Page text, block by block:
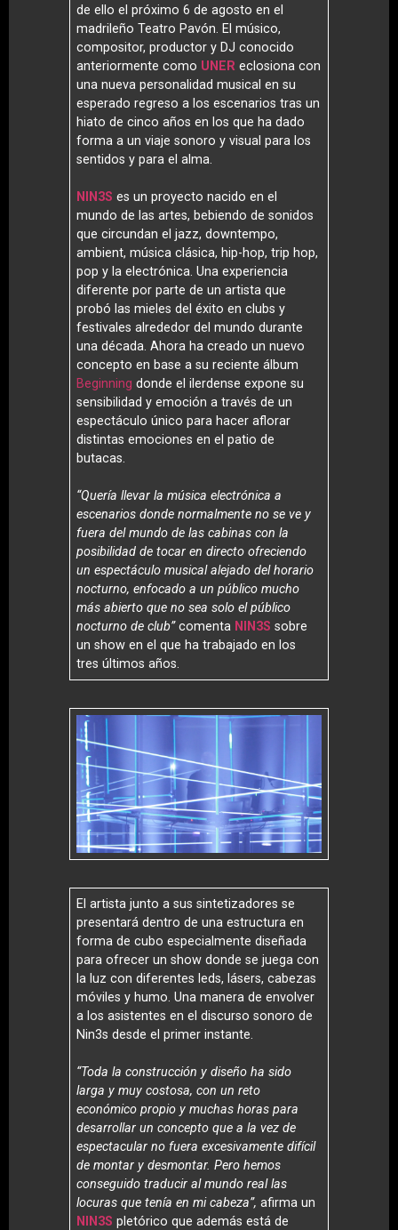
de ello el próximo 6 de agosto en el
madrileño Teatro Pavón. El músico,
compositor, productor y DJ conocido
anteriormente como UNER eclosiona con
una nueva personalidad musical en su
esperado regreso a los escenarios tras un
hiato de cinco años en los que ha dado
forma a un viaje sonoro y visual para los
sentidos y para el alma.
NIN3S es un proyecto nacido en el
mundo de las artes, bebiendo de sonidos
que circundan el jazz, downtempo,
ambient, música clásica, hip-hop, trip hop,
pop y la electrónica. Una experiencia
diferente por parte de un artista que
probó las mieles del éxito en clubs y
festivales alrededor del mundo durante
una década. Ahora ha creado un nuevo
concepto en base a su reciente álbum
Beginning donde el ilerdense expone su
sensibilidad y emoción a través de un
espectáculo único para hacer aflorar
distintas emociones en el patio de
butacas.
“Quería llevar la música electrónica a
escenarios donde normalmente no se ve y
fuera del mundo de las cabinas con la
posibilidad de tocar en directo ofreciendo
un espectáculo musical alejado del horario
nocturno, enfocado a un público mucho
más abierto que no sea solo el público
nocturno de club”comenta NIN3S sobre
un show en el que ha trabajado en los
tres últimos años.
El artista junto a sus sintetizadores se
presentará dentro de una estructura en
forma de cubo especialmente diseñada
para ofrecer un show donde se juega con
la luz con diferentes leds, lásers, cabezas
móviles y humo. Una manera de envolver
a los asistentes en el discurso sonoro de
Nin3s desde el primer instante.
“Toda la construcción y diseño ha sido
larga y muy costosa, con un reto
económico propio y muchas horas para
desarrollar un concepto que a la vez de
espectacular no fuera excesivamente difícil
de montar y desmontar. Pero hemos
conseguido traducir al mundo real las
locuras que tenía en mi cabeza”, afirma un
NIN3S pletórico que además está de